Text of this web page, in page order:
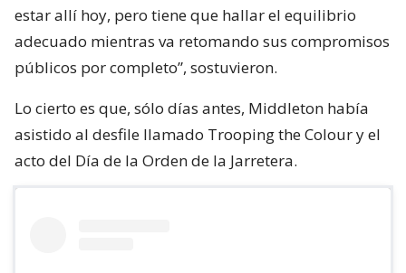
estar allí hoy, pero tiene que hallar el equilibrio
adecuado mientras va retomando sus compromisos
públicos por completo”, sostuvieron.
Lo cierto es que, sólo días antes, Middleton había
asistido al desfile llamado Trooping the Colour y el
acto del Día de la Orden de la Jarretera.